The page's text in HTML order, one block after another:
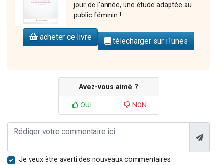
jour de l'année, une étude adaptée au
public féminin !
acheter ce livre télécharger sur iTunes
Avez-vous aimé ?
OUI NON
Je veux être averti des nouveaux commentaires